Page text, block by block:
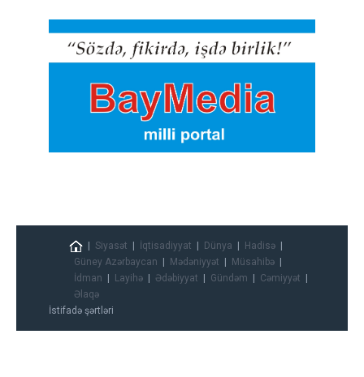
Siyasət İqtisadiyyat Dünya
Hadisə
Güney Azərbaycan
Mədəniyyət
Müsahibə
İdman
Layihə Ədəbiyyat Gündəm
Cəmiyyət
Əlaqə
İstifadə şərtləri